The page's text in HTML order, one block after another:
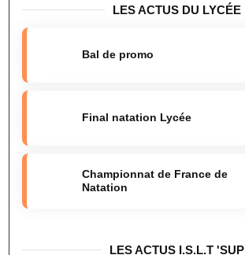
LES ACTUS DU LYCÉE
Bal de promo
Final natation Lycée
Championnat de France de
Natation
LES ACTUS I.S.L.T 'SUP